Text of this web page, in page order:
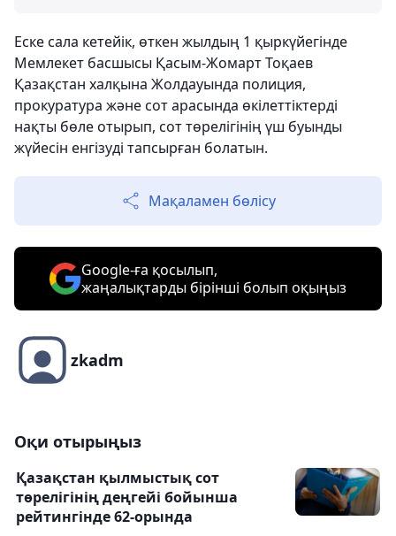
Еске сала кетейік, өткен жылдың 1 қыркүйегінде
Мемлекет басшысы Қасым-Жомарт Тоқаев
Қазақстан халқына Жолдауында полиция,
прокуратура және сот арасында өкілеттіктерді
нақты бөле отырып, сот төрелігінің үш буынды
жүйесін енгізуді тапсырған болатын.
Мақаламен бөлісу
Google-ға қосылып,
жаңалықтарды бірінші болып оқыңыз
zkadm
Оқи отырыңыз
Қазақстан қылмыстық сот
төрелігінің деңгейі бойынша
рейтингінде 62-орында